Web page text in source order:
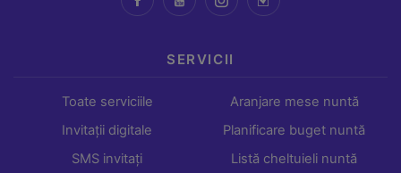
SERVICII
Toate serviciile
Invitații digitale
SMS invitați
Aranjare mese nuntă
Planificare buget nuntă
Listă cheltuieli nuntă